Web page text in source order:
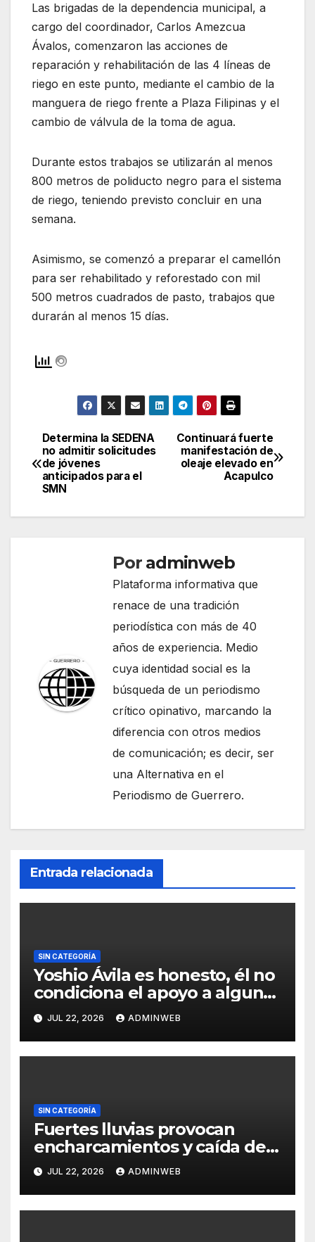
Las brigadas de la dependencia municipal, a
cargo del coordinador, Carlos Amezcua
Ávalos, comenzaron las acciones de
reparación y rehabilitación de las 4 líneas de
riego en este punto, mediante el cambio de la
manguera de riego frente a Plaza Filipinas y el
cambio de válvula de la toma de agua.
Durante estos trabajos se utilizarán al menos
800 metros de poliducto negro para el sistema
de riego, teniendo previsto concluir en una
semana.
Asimismo, se comenzó a preparar el camellón
para ser rehabilitado y reforestado con mil
500 metros cuadrados de pasto, trabajos que
durarán al menos 15 días.
Navegación
de
Continuará fuerte
manifestación de
oleaje elevado en
Acapulco
Determina la SEDENA
no admitir solicitudes
de jóvenes
anticipados para el
SMN
Por adminweb
Plataforma informativa que
renace de una tradición
periodística con más de 40
años de experiencia. Medio
cuya identidad social es la
búsqueda de un periodismo
crítico opinativo, marcando la
diferencia con otros medios
de comunicación; es decir, ser
una Alternativa en el
Periodismo de Guerrero.
Entrada relacionada
SIN CATEGORÍA
Yoshio Ávila es honesto, él no
condiciona el apoyo a alguna
figura política por una
candidatura
JUL 22, 2026 ADMINWEB
SIN CATEGORÍA
Fuertes lluvias provocan
encharcamientos y caída de
un árbol, sin daños graves en
Acapulco
JUL 22, 2026 ADMINWEB